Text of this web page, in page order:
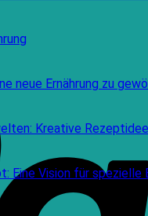
Grundlagen
Ernährung
neue Ernährung zu
Kreative
Eine Vision für spezielle